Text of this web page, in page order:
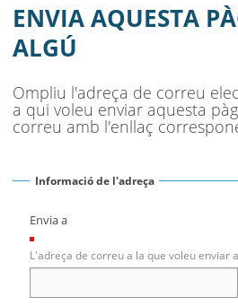
SEU ELECTRÒNICA
BELL-LLOC SOLUCIONA
ENVIA AQUESTA
ALGÚ
Ompliu l'adreça de correu
a qui voleu enviar aquesta
correu amb l'enllaç
Informació de l'adreça
Envia a
L'adreça de correu a la que voleu enviar